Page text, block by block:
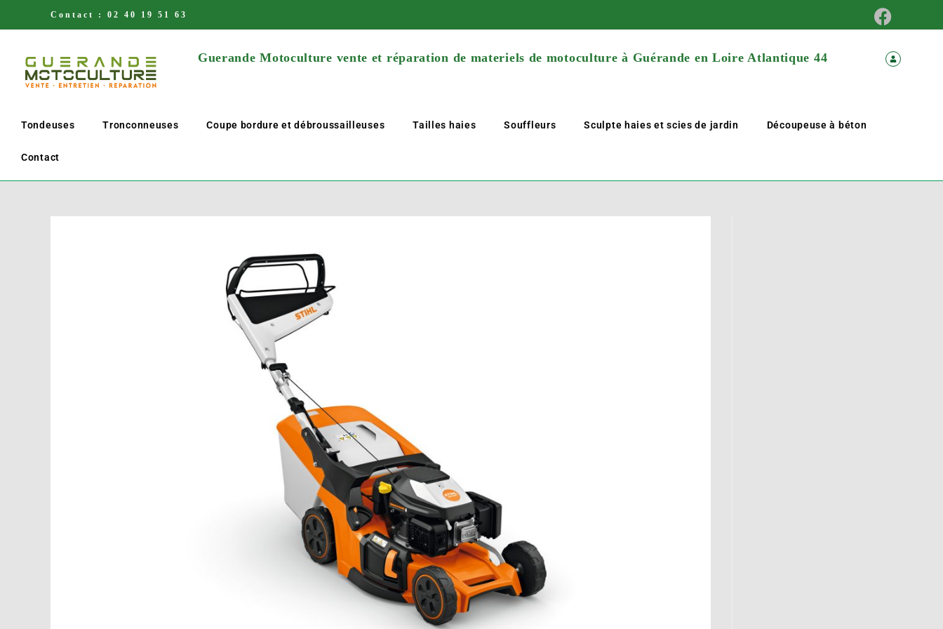
Contact : 02 40 19 51 63
Guerande Motoculture vente et réparation de materiels de motoculture à Guérande en Loire Atlantique 44
Tondeuses Tronconneuses Coupe bordure et débroussailleuses Tailles haies Souffleurs Sculpte haies et scies de jardin Découpeuse à béton
Contact